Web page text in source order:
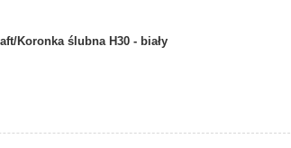
Koronka ślubna H30 - biały